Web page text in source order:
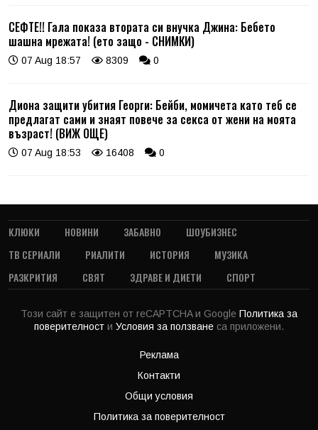
СЕФТЕ!! Гала показа втората си внучка Джина: Бебето
шашна мрежата! (ето защо - СНИМКИ)
07 Aug 18:57 8309 0
Диона защити убития Георги: Бейби, момичета като теб се
предлагат сами и знаят повече за секса от жени на моята
възраст! (ВИЖ ОЩЕ)
07 Aug 18:53 16408 0
КЛЮКИ НОВИНИ ЗАБАВНО
ШОУБИЗНЕС
ТВ СЕРИАЛИ
РИАЛИТИ ИСТОРИЯ
МУЗИКА
РАЗКРИТИЯ
СВЯТ ЗДРАВЕ И ДИЕТИ СПОРТ
Този сайт е защитен от reCAPTCHA и Google Политика за
поверителност и Условия за ползване са приложени.
Реклама
Контакти
Общи условия
Политика за поверителност